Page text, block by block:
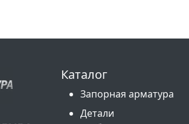
Каталог
Запорная арматура
Детали